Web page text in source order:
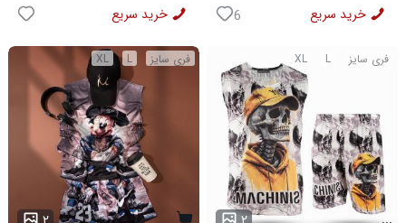
خرید سریع خرید سریع 6
فری سایز L
XL فری سایز L
XL